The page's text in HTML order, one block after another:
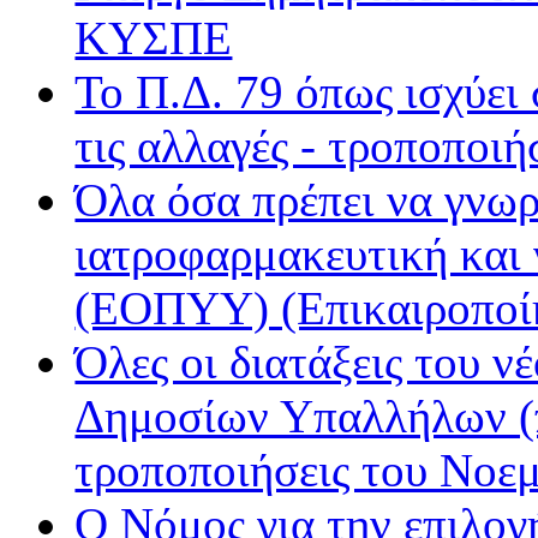
Εν Λευκώ
Μινόρε FM
ΝΕΤ
Ράδιο Άστυ
Ρυθμός
ΚΥΣΠΕ
Το Π.Δ. 79 όπως ισχύει
τις αλλαγές -
Όλα όσα πρέπει να
ιατροφαρμακευτική
(ΕΟΠΥΥ)
Όλες οι διατάξεις του
Δημοσίων Υπαλλήλων
τροποποιήσεις του
Ο Νόμος για την